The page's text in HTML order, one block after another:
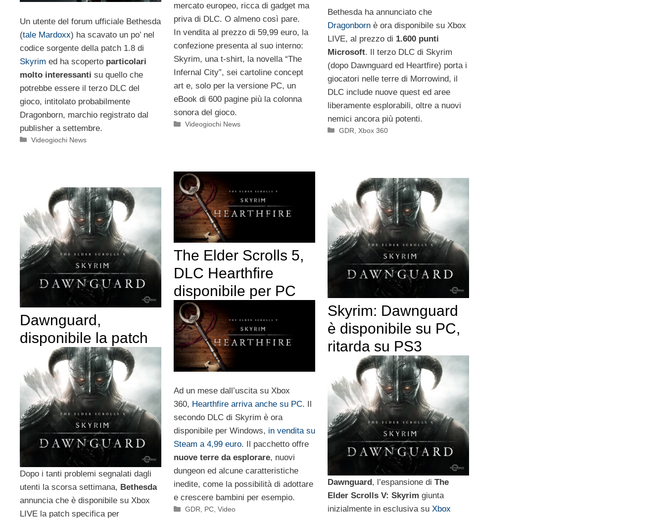
Bethesda ha annunciato che
Dragonbornè ora disponibile su Xbox
LIVE, al prezzo di 1.600 punti
Microsoft. Il terzo DLC di Skyrim
(dopo Dawnguard ed Heartfire) porta i
giocatori nelle terre di Morrowind, il
DLC include nuove quest ed aree
liberamente esplorabili, oltre a nuovi
nemici ancora più potenti.
Categorie
GDR Xbox 360
mercato europeo, ricca di gadget ma
priva di DLC. O almeno così pare.
In vendita al prezzo di 59,99 euro, la
confezione presenta al suo interno:
Skyrim, una t-shirt, la novella “The
Infernal City”, sei cartoline concept
art e, solo per la versione PC, un
eBook di 600 pagine più la colonna
sonora del gioco.
Categorie
Videogiochi News
Un utente del forum ufficiale Bethesda
(tale Mardoxx) ha scavato un po’ nel
codice sorgente della patch 1.8 di
Skyrim ed ha scoperto particolari
molto interessanti su quello che
potrebbe essere il terzo DLC del
gioco, intitolato probabilmente
Dragonborn, marchio registrato dal
publisher a settembre.
Categorie
Videogiochi News
The Elder Scrolls 5,
DLC Hearthfire
disponibile per PC
Ad un mese dall’uscita su Xbox
360, Hearthfire arriva anche su PC. Il
secondo DLC di Skyrim è ora
disponibile per Windows, in vendita su
Steam a 4,99 euro. Il pacchetto offre
nuove terre da esplorare, nuovi
dungeon ed alcune caratteristiche
inedite, come la possibilità di adottare
e crescere bambini per esempio.
Categorie
GDR PC ,Video
Skyrim: Dawnguard
è disponibile su PC,
ritarda su PS3
Dawnguard, l’espansione di The
Elder Scrolls V: Skyrim giunta
inizialmente in esclusiva su Xbox
Dawnguard,
disponibile la patch
Dopo i tanti problemi segnalati dagli
utenti la scorsa settimana, Bethesda
annuncia che è disponibile su Xbox
LIVE la patch specifica per